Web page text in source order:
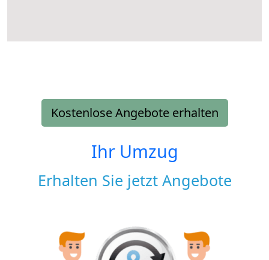
Kostenlose Angebote erhalten
Ihr Umzug
Erhalten Sie jetzt Angebote